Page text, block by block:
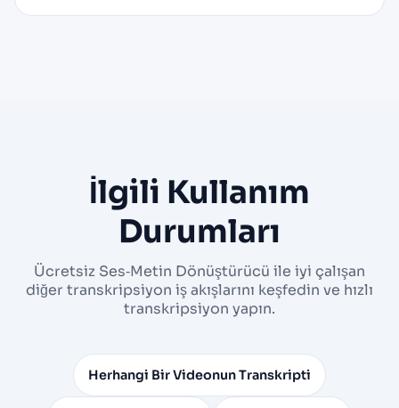
İlgili Kullanım
Durumları
Ücretsiz Ses‑Metin Dönüştürücü ile iyi çalışan
diğer transkripsiyon iş akışlarını keşfedin ve hızlı
transkripsiyon yapın.
Herhangi Bir Videonun Transkripti